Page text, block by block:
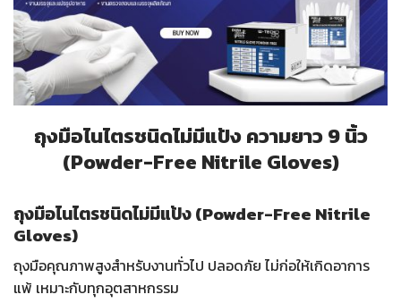
ถุงมือไนไตรชนิดไม่มีแป้ง ความยาว 9 นิ้ว
(Powder-Free Nitrile Gloves)
ถุงมือไนไตรชนิดไม่มีแป้ง (Powder-Free Nitrile
Gloves)
ถุงมือคุณภาพสูงสำหรับงานทั่วไป ปลอดภัย ไม่ก่อให้เกิดอาการ
แพ้ เหมาะกับทุกอุตสาหกรรม